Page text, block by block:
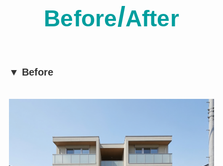
Before/After
▼ Before